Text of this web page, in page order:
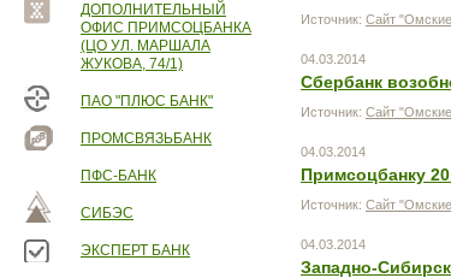
ДОПОЛНИТЕЛЬНЫЙ
ОФИС ПРИМСОЦБАНКА
(ЦО УЛ. МАРШАЛА
ЖУКОВА, 74/1)
ПАО "ПЛЮС БАНК"
ПРОМСВЯЗЬБАНК
ПФС-БАНК
СИБЭС
ЭКСПЕРТ БАНК
Источник: Сайт
04.03.2014
Сбербанк
Источник: Сайт
04.03.2014
Примсоцбанку
Источник: Сайт
04.03.2014
Западно-